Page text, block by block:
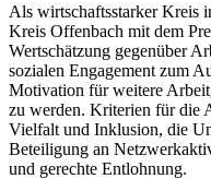
Als wirtschaftsstarker Kreis
Kreis Offenbach mit dem
Wertschätzung gegenüber
sozialen Engagement zum
Motivation für weitere
zu werden. Kriterien für die
Vielfalt und Inklusion, die
Beteiligung an
und gerechte Entlohnung.